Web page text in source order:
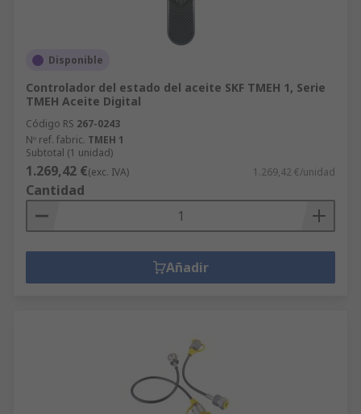
Disponible
Controlador del estado del aceite SKF TMEH 1, Serie
TMEH Aceite Digital
Código RS 267-0243
Nº ref. fabric. TMEH 1
Subtotal (1 unidad)
1.269,42 €(exc. IVA) 1.269,42 €/unidad
Cantidad
Añadir